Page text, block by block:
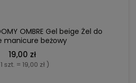
OMBRE Gel beige Żel do
manicure beżowy
19,00 zł
szt. = 19,00 zł )